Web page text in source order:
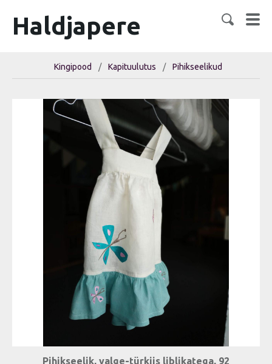
Haldjapere
Kingipood / Kapituulutus / Pihikseelikud
Pihikseelik, valge-türkiis liblikatega, 92